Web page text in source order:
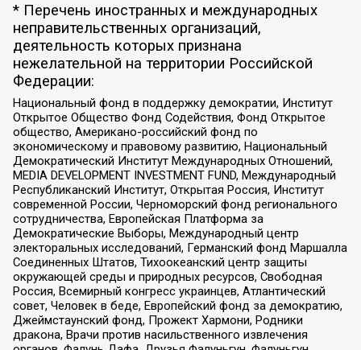
* Перечень иностранных и международных
неправительственных организаций,
деятельность которых признана
нежелательной на территории Российской
Федерации:
Национальный фонд в поддержку демократии, Институт
Открытое Общество Фонд Содействия, Фонд Открытое
общество, Американо-российский фонд по
экономическому и правовому развитию, Национальный
Демократический Институт Международных Отношений,
MEDIA DEVELOPMENT INVESTMENT FUND, Международный
Республиканский Институт, Открытая Россия, Институт
современной России, Черноморский фонд регионального
сотрудничества, Европейская Платформа за
Демократические Выборы, Международный центр
электоральных исследований, Германский фонд Маршалла
Соединенных Штатов, Тихоокеанский центр защиты
окружающей среды и природных ресурсов, Свободная
Россия, Всемирный конгресс украинцев, Атлантический
совет, Человек в беде, Европейский фонд за демократию,
Джеймстаунский фонд, Прожект Хармони, Родники
дракона, Врачи против насильственного извлечения